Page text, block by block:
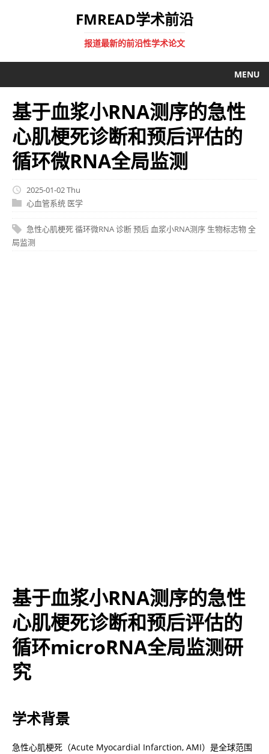
FMREAD学术前沿
报道最新的前沿性学术论文
MENU
基于血浆小RNA测序的急性
心肌梗死诊断和预后评估的
循环微RNA全局监测
2025-01-02 Thu
心血管系统 医学
急性心肌梗死循环微RNA诊断预后 血浆小RNA测序 生物标志物全
局监测
基于血浆小RNA测序的急性
心肌梗死诊断和预后评估的
循环microRNA全局监测研
究
学术背景
急性心肌梗死（Acute Myocardial Infarction, AMI）是全球范围